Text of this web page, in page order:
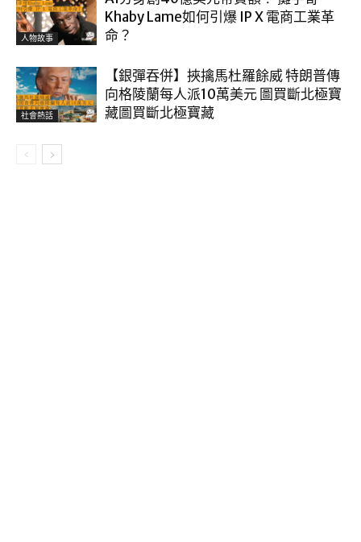
人物故事
Khaby Lame如何引爆 IP X 電商工業革
命？
社會熱話
【銀彈吞併】挾擒馬杜羅餘威 特朗普傳
向格陵蘭每人派10萬美元 圖買斷北極寶
藏圖買斷北極寶藏